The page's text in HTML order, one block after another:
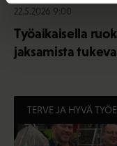
22.5.2026 9:00
Työaikaisella
jaksamista
TERVE JA HYVÄ